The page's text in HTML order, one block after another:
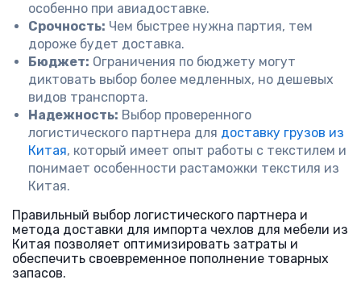
особенно при авиадоставке.
Срочность: Чем быстрее нужна партия, тем
дороже будет доставка.
Бюджет: Ограничения по бюджету могут
диктовать выбор более медленных, но дешевых
видов транспорта.
Надежность: Выбор проверенного
логистического партнера для доставку грузов из
Китая, который имеет опыт работы с текстилем и
понимает особенности растаможки текстиля из
Китая.
Правильный выбор логистического партнера и
метода доставки для импорта чехлов для мебели из
Китая позволяет оптимизировать затраты и
обеспечить своевременное пополнение товарных
запасов.